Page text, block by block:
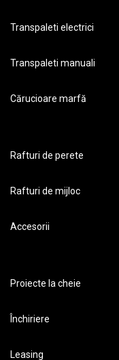
Transpaleti electrici
Transpaleti manuali
Cărucioare marfă
Rafturi de perete
Rafturi de mijloc
Accesorii
Proiecte la cheie
Închiriere
Leasing